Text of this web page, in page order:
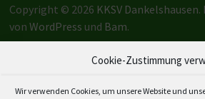
Cookie-Zustimmung
Wir verwenden Cookies, um unsere Website und
Copyright © 2026 KKSV Dankelshausen.
von WordPress und Bam.